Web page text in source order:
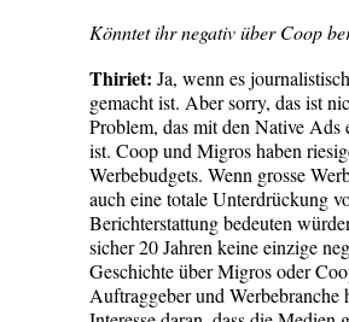
Könntet ihr negativ über Coop
Thiriet: Ja, wenn es
gemacht ist. Aber sorry, das ist
Problem, das mit den Native Ads
ist. Coop und Migros haben
Werbebudgets. Wenn grosse
auch eine totale Unterdrückung
Berichterstattung bedeuten
sicher 20 Jahren keine einzige
Geschichte über Migros oder
Auftraggeber und Werbebranche